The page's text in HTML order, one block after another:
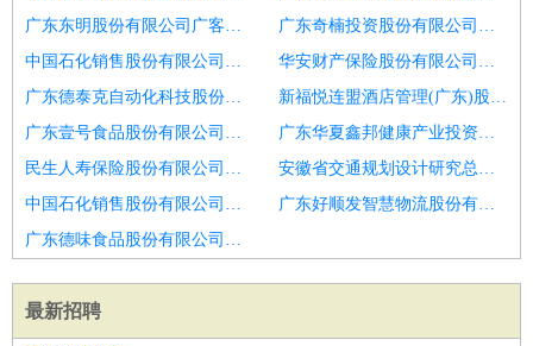
广东东明股份有限公司广客隆韶钢西区店招聘审计经理
广东奇楠投资股份有限公司招聘审计助理
中国石化销售股份有限公司广东河源顺天加油站招聘审计主管
华安财产保险股份有限公司广东分公司东莞中心支公司招聘审计专家
广东德泰克自动化科技股份有限公司招聘审计监察专员
新福悦连盟酒店管理(广东)股份有限公司招聘审计经理
广东壹号食品股份有限公司遂溪分公司招聘审计
广东华夏鑫邦健康产业投资股份有限公司招聘高级审计经理
民生人寿保险股份有限公司广东分公司招聘审计专业高级经理
安徽省交通规划设计研究总院股份有限公司广东分公司招聘审计项目负责人
中国石化销售股份有限公司广东河源龙川紫市加油站招聘网络安全系统分析员
广东好顺发智慧物流股份有限公司招聘潍坊市招聘审计男1人
广东德味食品股份有限公司土特产分店招聘市政工程
最新招聘